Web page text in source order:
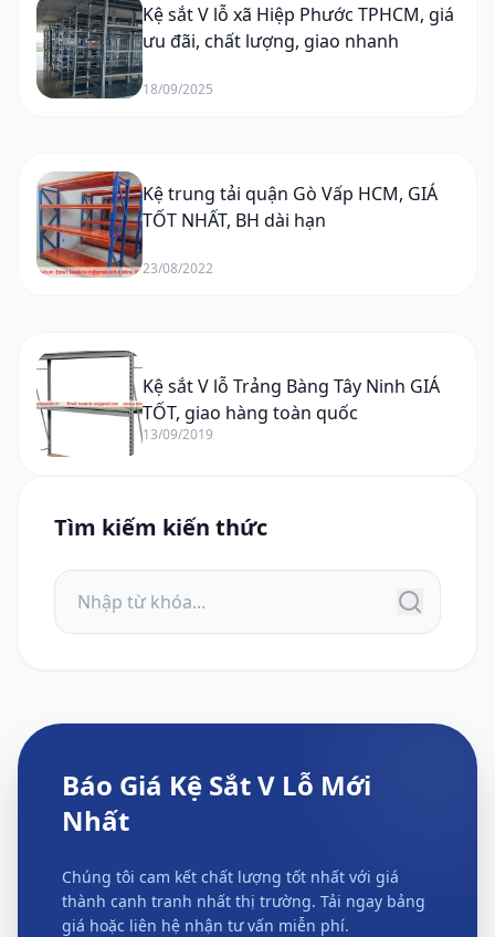
Kệ sắt V lỗ xã Hiệp Phước TPHCM, giá
ưu đãi, chất lượng, giao nhanh
18/09/2025
Kệ trung tải quận Gò Vấp HCM, GIÁ
TỐT NHẤT, BH dài hạn
23/08/2022
Kệ sắt V lỗ Trảng Bàng Tây Ninh GIÁ
TỐT, giao hàng toàn quốc
13/09/2019
Tìm kiếm kiến thức
Báo Giá Kệ Sắt V Lỗ Mới
Nhất
Chúng tôi cam kết chất lượng tốt nhất với giá
thành cạnh tranh nhất thị trường. Tải ngay bảng
giá hoặc liên hệ nhận tư vấn miễn phí.